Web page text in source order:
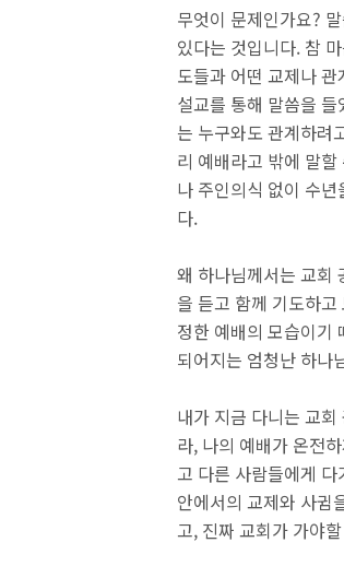
무엇이 문제인가요?
있다는 것입니다. 참
도들과 어떤 교제나
설교를 통해 말씀을
는 누구와도 관계하려
리 예배라고 밖에 말
나 주인의식 없이 수
다.
왜 하나님께서는 교회
을 듣고 함께 기도하
정한 예배의 모습이기
되어지는 엄청난 하나
내가 지금 다니는 교
라, 나의 예배가 온전
고 다른 사람들에게
안에서의 교제와 사귐
고, 진짜 교회가 가야